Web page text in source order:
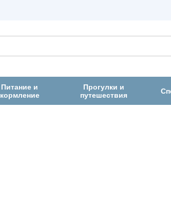
Питание и
кормление
Прогулки и
путешествия